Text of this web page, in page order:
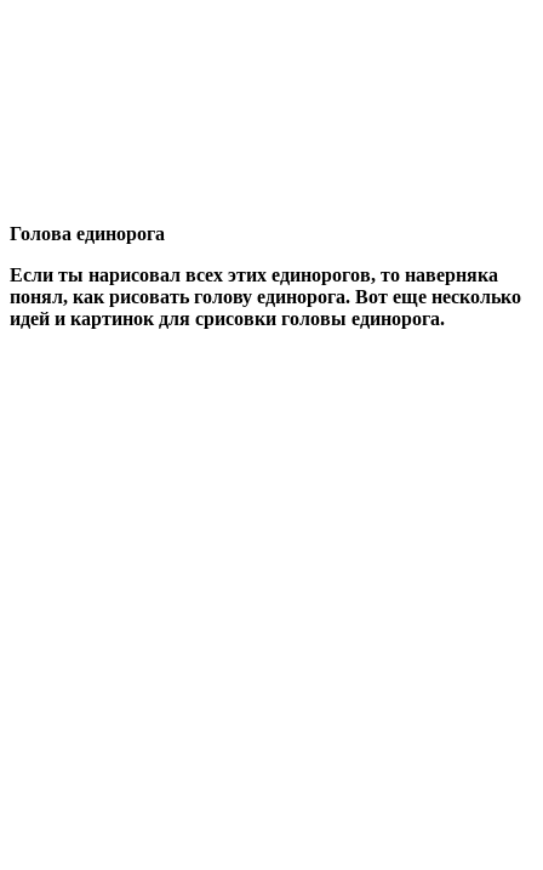
Голова единорога
Если ты нарисовал всех этих единорогов, то наверняка
понял, как рисовать голову единорога. Вот еще несколько
идей и картинок для срисовки головы единорога.